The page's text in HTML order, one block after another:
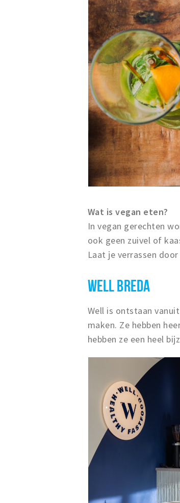
Wat is vegan eten?
In vegan gerechten
ook geen zuivel of
Laat je verrassen
WELL BREDA
Well is ontstaan
maken. Ze hebben
hebben ze een heel